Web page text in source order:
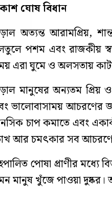
ঘোষ বিধান
অত্যন্ত আরামপ্রিয়,
পশম এবং রাজকীয়
এরা ঘুমে ও অলসতায়
মানুষের অন্যতম প্রিয়
ভালোবাসাময় আচরণের
চাপ কমাতে এবং
আর চমৎকার সব
পোষা প্রাণীর মধ্যে
মানুষ খুঁজে পাওয়া